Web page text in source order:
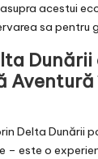
acestui
sa pentru
Delta Dunării
– este o